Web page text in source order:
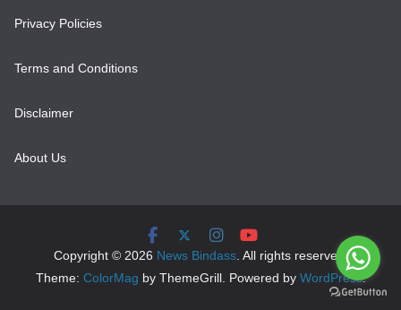
Privacy Policies
Terms and Conditions
Disclaimer
About Us
Copyright © 2026 News Bindass. All rights reserved.
Theme: ColorMag by ThemeGrill. Powered by WordPress.